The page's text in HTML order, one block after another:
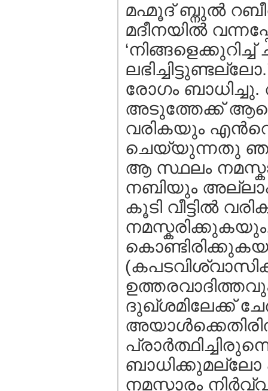
മഹ്മൂദ്‌ ബ്നുല്‍
മദീനയില്‍
രോഗം
അടുത്തേക്ക്‌
വരികയും എന്‍റെ
ചെയ്യുന്നതു
ആ സ്ഥലം
നബിയും
കൂടി വീട്ടില്‍
ദുഖ്‌ശമിലേക്ക്
നമസ്കാരം